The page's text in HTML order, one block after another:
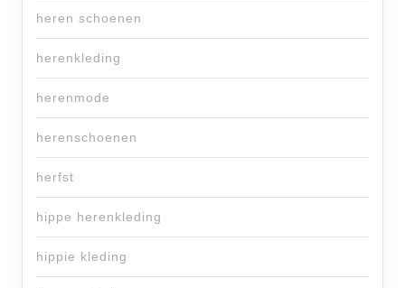
heren schoenen
herenkleding
herenmode
herenschoenen
herfst
hippe herenkleding
hippie kleding